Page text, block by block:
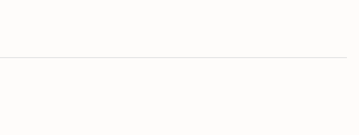
Huske for små barn. Det er
til din disposisjon.